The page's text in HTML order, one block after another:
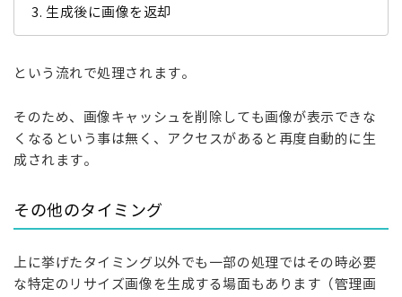
生成後に画像を返却
という流れで処理されます。
そのため、画像キャッシュを削除しても画像が表示できな
くなるという事は無く、アクセスがあると再度自動的に生
成されます。
その他のタイミング
上に挙げたタイミング以外でも一部の処理ではその時必要
な特定のリサイズ画像を生成する場面もあります（管理画